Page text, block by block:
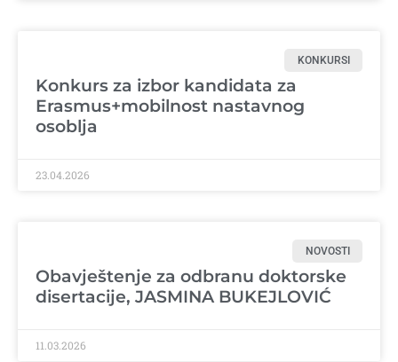
KONKURSI
Konkurs za izbor kandidata za
Erasmus+mobilnost nastavnog
osoblja
23.04.2026
NOVOSTI
Obavještenje za odbranu doktorske
disertacije, JASMINA BUKEJLOVIĆ
11.03.2026